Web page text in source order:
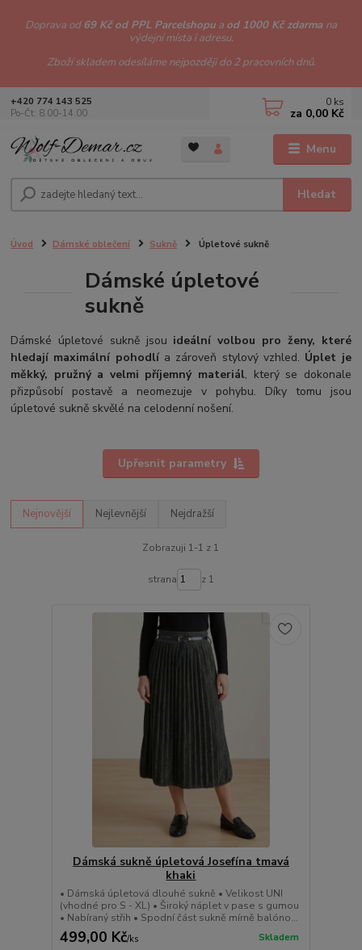
Doprava od69 Kč od PPL Parcelshopu a od 1000 Kč zdarma na
výdejní místa i adresu.
Zboží skladem odesíláme nejpozději do 2 pracovních dnů.
Menu
Hledat
+420 774 143 525
Po-Čt: 8.00-14.00
0 ks
za 0,00 Kč
Úvod Dámské oblečení Sukně Úpletové sukně
Dámské úpletové
sukně
Dámské úpletové sukně jsou ideální volbou pro ženy, které
hledají maximální pohodlía zároveň stylový vzhled. Úplet je
měkký, pružný a velmi příjemný materiál, který se dokonale
přizpůsobí postavě a neomezuje v pohybu. Díky tomu jsou
úpletové sukně skvělé na celodenní nošení.
Upřesnit parametry
Nejnovější Nejlevnější Nejdražší
Zobrazuji 1-1 z 1
strana z 1
Dámská sukně úpletová Josefína tmavá
khaki
• Dámská úpletová dlouhé sukně • Velikost UNI
(vhodné pro S - XL) • Široký náplet v pase s gumou
• Nabíraný střih • Spodní část sukně mírně balóno...
499,00 Kč/ks Skladem